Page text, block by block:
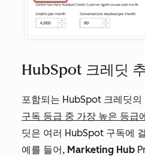
HubSpot 크레딧
포함되는 HubSpot 크레딧의
구독 등급 중 가장 높은 등급
딧은 여러 HubSpot 구독에
예를 들어, Marketing Hub